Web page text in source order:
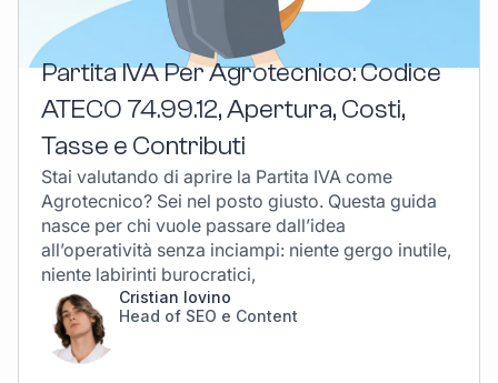
Partita IVA Per Agrotecnico: Codice
ATECO 74.99.12, Apertura, Costi,
Tasse e Contributi
Stai valutando di aprire la Partita IVA come
Agrotecnico? Sei nel posto giusto. Questa guida
nasce per chi vuole passare dall’idea
all’operatività senza inciampi: niente gergo inutile,
niente labirinti burocratici,
Cristian Iovino
Head of SEO e Content